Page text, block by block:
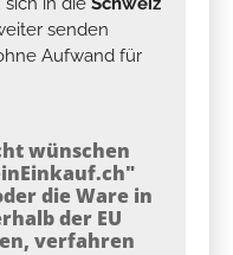
senden
Aufwand für
wünschen
die Ware in
der EU
verfahren